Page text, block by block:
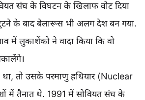
संघ के विघटन के खिलाफ वोट दिया
के बाद बेलारूस भी अलग देश बन गया.
में लुकाशेंको ने वादा किया कि वो
तो उसके परमाणु हथियार (Nuclear
में तैनात थे. 1991 में सोवियत संघ के